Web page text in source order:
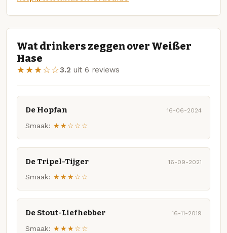
Wat drinkers zeggen over Weißer
Hase
★★★☆☆3.2 uit 6 reviews
De Hopfan 16-06-2024
Smaak: ★★☆☆☆
De Tripel-Tijger 16-09-2021
Smaak: ★★★☆☆
De Stout-Liefhebber 16-11-2019
Smaak: ★★★☆☆